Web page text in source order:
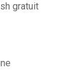
gratuit